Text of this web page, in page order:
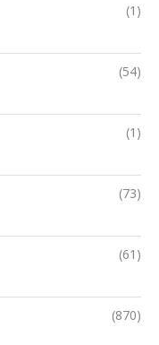
(1)
(54)
(1)
(73)
(61)
(870)